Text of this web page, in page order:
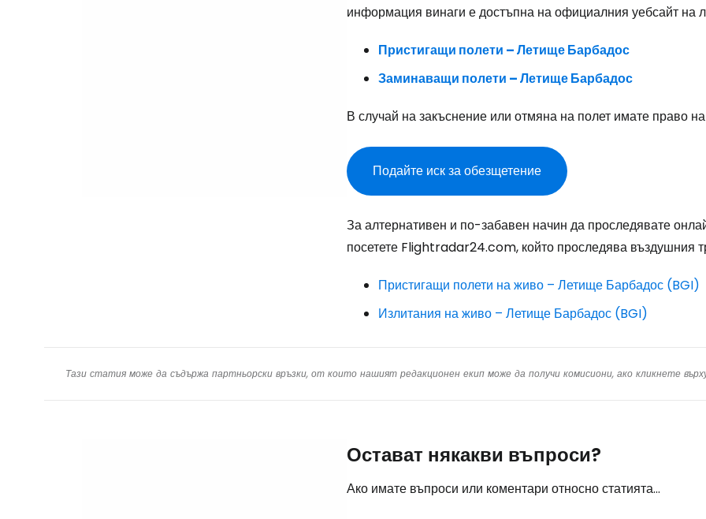
информация винаги е достъпна на официалния уебсайт на
Пристигащи полети – Летище Барбадос
Заминаващи полети – Летище Барбадос
В случай на закъснение или отмяна на полет имате право
Подайте иск за обезщетение
За алтернативен и по-забавен начин да проследявате
посетете Flightradar24.com, който проследява въздушния
Пристигащи полети на живо – Летище Барбадос (BGI)
Излитания на живо – Летище Барбадос (BGI)
Тази статия може да съдържа партньорски връзки, от които нашият редакционен екип може да получи комисиони, ако кликнете
Остават някакви въпроси?
Ако имате въпроси или коментари относно статията...
... световната общност на туристите